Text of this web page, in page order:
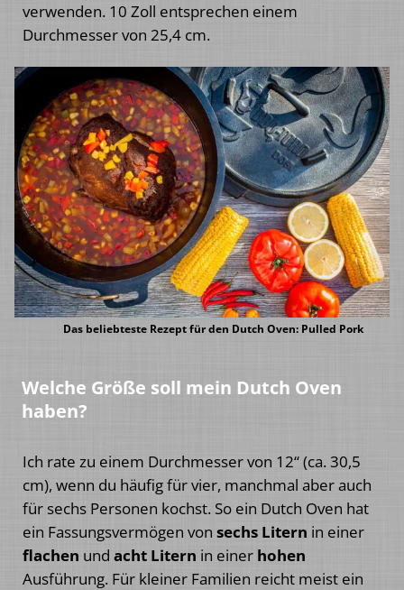
verwenden. 10 Zoll entsprechen einem
Durchmesser von 25,4 cm.
Das beliebteste Rezept für den Dutch Oven: Pulled Pork
Welche Größe soll mein Dutch Oven
haben?
Ich rate zu einem Durchmesser von 12‘‘ (ca. 30,5
cm), wenn du häufig für vier, manchmal aber auch
für sechs Personen kochst. So ein Dutch Oven hat
ein Fassungsvermögen von sechs Litern in einer
flachen und acht Litern in einer hohen
Ausführung. Für kleiner Familien reicht meist ein